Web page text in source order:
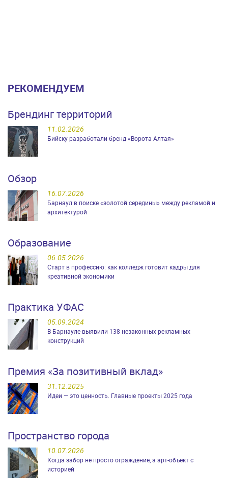
РЕКОМЕНДУЕМ
Брендинг территорий
11.02.2026
Бийску разработали бренд «Ворота Алтая»
Обзор
16.07.2026
Барнаул в поиске «золотой середины» между рекламой и
архитектурой
Образование
06.05.2026
Старт в профессию: как колледж готовит кадры для
креативной экономики
Практика УФАС
05.09.2024
В Барнауле выявили 138 незаконных рекламных
конструкций
Премия «За позитивный вклад»
31.12.2025
Идеи — это ценность. Главные проекты 2025 года
Пространство города
10.07.2026
Когда забор не просто ограждение, а арт-объект с
историей